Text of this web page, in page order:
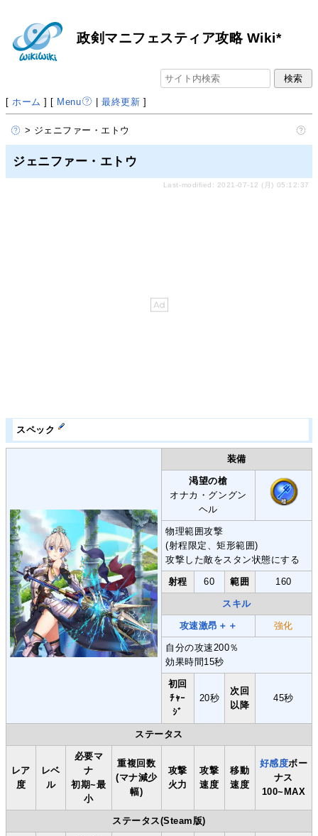
政剣マニフェスティア攻略 Wiki*
[ ホーム ] [ Menu |最終更新 ]
> ジェニファー・エトウ
ジェニファー・エトウ
Last-modified: 2021-07-12 (月) 05:12:37
スペック
装備
渇望の槍
オナカ・グングン
ヘル
物理範囲攻撃
(射程限定、矩形範囲)
攻撃した敵をスタン状態にする
射程 60 範囲 160
スキル
攻速激昂＋＋ 強化
自分の攻速200％
効果時間15秒
初回
ﾁｬｰ
ｼﾞ
20秒
次回
以降
45秒
ステータス
レア
度
レベ
ル
必要マ
ナ
初期~最
小
重複回数
(マナ減少
幅)
攻撃
火力
攻撃
速度
移動
速度
好感度ボー
ナス
100~MAX
ステータス(Steam版)